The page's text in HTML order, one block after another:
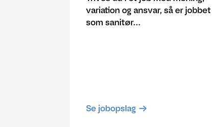
variation og ansvar, så er jobbet
som sanitør...
Se jobopslag